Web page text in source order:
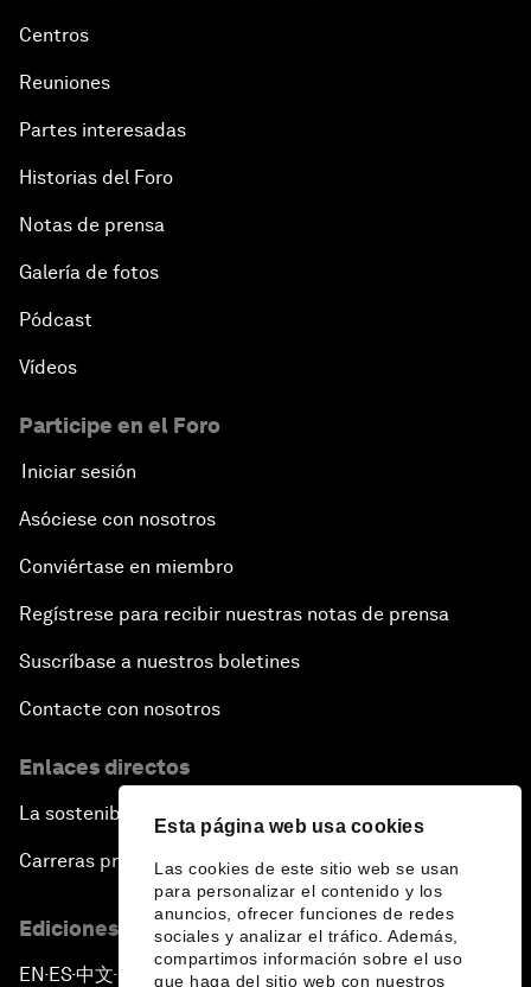
Esta página web usa cookies
Las cookies de este sitio web se usan
para personalizar el contenido y los
anuncios, ofrecer funciones de redes
sociales y analizar el tráfico. Además,
compartimos información sobre el uso
que haga del sitio web con nuestros
Centros
Reuniones
Partes interesadas
Historias del Foro
Notas de prensa
Galería de fotos
Pódcast
Vídeos
Participe en el Foro
Iniciar sesión
Asóciese con nosotros
Conviértase en miembro
Regístrese para recibir nuestras notas de prensa
Suscríbase a nuestros boletines
Contacte con nosotros
Enlaces directos
La sostenibilidad en el Foro
Carreras profesionales
Ediciones en otros idiomas
EN ▪ES▪中文▪ 日本語